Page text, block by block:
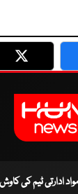
Twitter
مواد ادارتی ٹیم کی